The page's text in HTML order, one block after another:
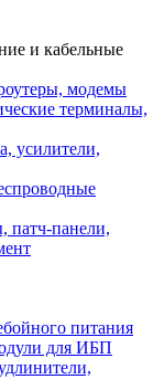
и кабельные
модемы
терминалы,
усилители,
патч-панели,
питания
для ИБП